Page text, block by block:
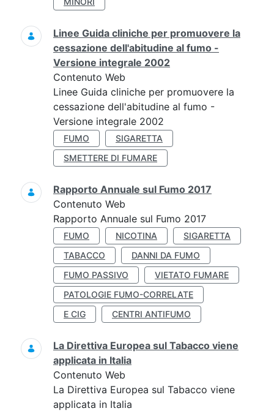
Linee Guida cliniche per promuovere la
cessazione dell'abitudine al fumo -
Versione integrale 2002
Contenuto Web
Linee Guida cliniche per promuovere la
cessazione dell'abitudine al fumo -
Versione integrale 2002
FUMO
SIGARETTA
SMETTERE DI FUMARE
Rapporto Annuale sul Fumo 2017
Contenuto Web
Rapporto Annuale sul Fumo 2017
FUMO NICOTINA
SIGARETTA
TABACCO
DANNI DA FUMO
FUMO PASSIVO
VIETATO FUMARE
PATOLOGIE FUMO-CORRELATE
E CIG
CENTRI ANTIFUMO
La Direttiva Europea sul Tabacco viene
applicata in Italia
Contenuto Web
La Direttiva Europea sul Tabacco viene
applicata in Italia